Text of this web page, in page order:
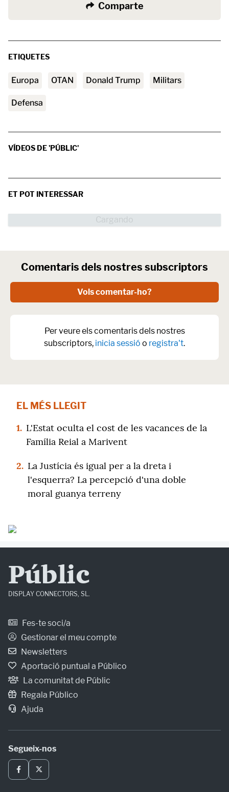
Comparte
ETIQUETES
Europa OTAN Donald Trump militars
Defensa
VÍDEOS DE 'PÚBLIC'
ET POT INTERESSAR
Comentaris dels nostres subscriptors
Vols comentar-ho?
Per veure els comentaris dels nostres
subscriptors, inicia sessió o registra't.
EL MÉS LLEGIT
1. L'Estat oculta el cost de les vacances de la
Família Reial a Marivent
2. La Justícia és igual per a la dreta i
l'esquerra? La percepció d'una doble
moral guanya terreny
Públic
DISPLAY CONNECTORS, SL.
Fes-te soci/a
Gestionar el meu compte
Newsletters
Aportació puntual a Público
La comunitat de Públic
Regala Público
Ajuda
Segueix-nos